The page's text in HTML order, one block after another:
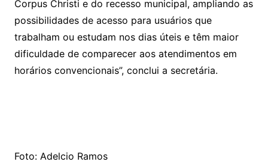
Corpus Christi e do recesso municipal, ampliando as
possibilidades de acesso para usuários que
trabalham ou estudam nos dias úteis e têm maior
dificuldade de comparecer aos atendimentos em
horários convencionais”, conclui a secretária.
Foto: Adelcio Ramos